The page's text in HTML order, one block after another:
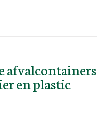
afvalcontainers
en plastic